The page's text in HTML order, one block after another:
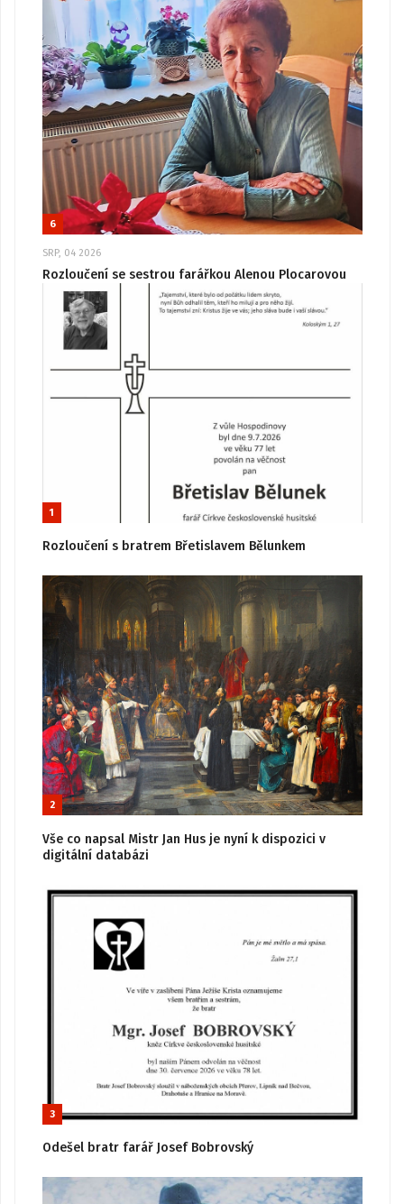
6
SRP, 04 2026
Rozloučení se sestrou farářkou Alenou Plocarovou
1
Rozloučení s bratrem Břetislavem Bělunkem
2
Vše co napsal Mistr Jan Hus je nyní k dispozici v
digitální databázi
3
Odešel bratr farář Josef Bobrovský